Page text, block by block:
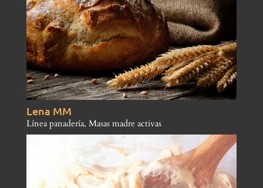
Lena MM
Línea panadería, Masas madre activas